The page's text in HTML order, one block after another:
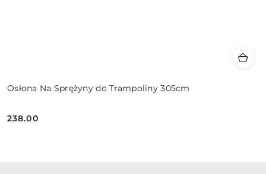
Osłona Na Sprężyny do Trampoliny 305cm
Cena:
238.00